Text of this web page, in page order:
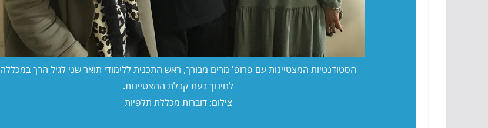
הסטודנטיות המצטיינות עם פרופ' מרים מבורך, ראש התכנית ללימודי תואר שני לגיל הרך במכללה
לחינוך בעת קבלת ההצטיינות.
צילום: דוברות מכללת תלפיות